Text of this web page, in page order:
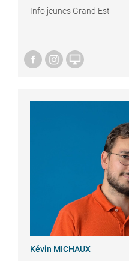
Info jeunes Grand Est

Kévin MICHAUX